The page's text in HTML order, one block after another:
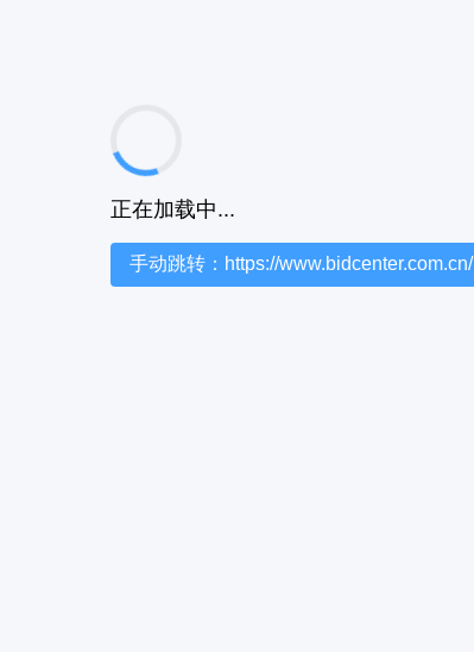
正在加载中...
手动跳转：https://www.bidcenter.com.cn/